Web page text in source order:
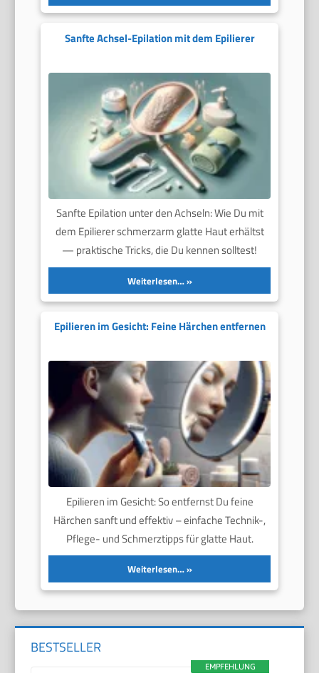
Sanfte Achsel-Epilation mit dem Epilierer
Sanfte Epilation unter den Achseln: Wie Du mit
dem Epilierer schmerzarm glatte Haut erhältst
— praktische Tricks, die Du kennen solltest!
Weiterlesen…
Epilieren im Gesicht: Feine Härchen entfernen
Epilieren im Gesicht: So entfernst Du feine
Härchen sanft und effektiv – einfache Technik-,
Pflege- und Schmerztipps für glatte Haut.
Weiterlesen…
BESTSELLER
EMPFEHLUNG